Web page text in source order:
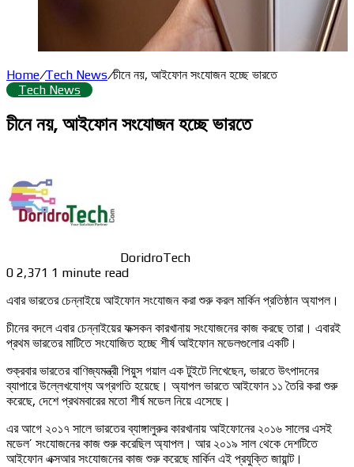
Home/Tech News/চীনে নয়, আইফোন সংযোজন হচ্ছে ভারতে
Tech News
চীনে নয়, আইফোন সংযোজন হচ্ছে ভারতে
DoridroTech
0 2,371 1 minute read
এবার ভারতের চেন্নাইয়ে আইফোন সংযোজন করা শুরু করল মার্কিন প্রতিষ্ঠান অ্যাপল।
চীনের বদলে এবার চেন্নাইয়ের ফক্সকন কারখানায় সংযোজনের কাজ করছে তারা। এবারই
প্রথম ভারতের মাটিতে সংযোজিত হচ্ছে শীর্ষ আইফোন মডেলগুলোর একটি।
শুক্রবার ভারতের বাণিজ্যমন্ত্রী পিয়ুস গয়াল এক টুইটে লিখেছেন, ভারতে উৎপাদনের
ব্যাপারে উল্লেখযোগ্য অগ্রগতি হয়েছে। অ্যাপল ভারতে আইফোন ১১ তৈরি করা শুরু
করেছে, দেশে প্রথমবারের মতো শীর্ষ মডেল নিয়ে এসেছে।
এর আগে ২০১৭ সালে ভারতের ব্যাঙ্গালুরুর কারখানায় আইফোনের ২০১৬ সালের এসই
মডেল’ সংযোজনের কাজ শুরু করেছিল অ্যাপল। আর ২০১৯ সাল থেকে দেশটিতে
আইফোন এক্সআর সংযোজনের কাজ শুরু করেছে মার্কিন এই প্রযুক্তি জায়ান্ট।